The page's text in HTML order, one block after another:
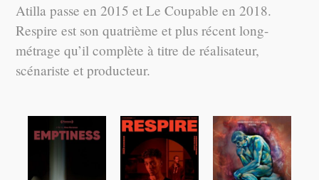
Atilla passe en 2015 et Le Coupable en 2018.
Respire est son quatrième et plus récent long-
métrage qu’il complète à titre de réalisateur,
scénariste et producteur.